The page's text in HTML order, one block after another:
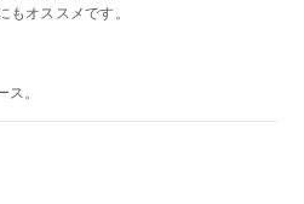
もオススメです。
。